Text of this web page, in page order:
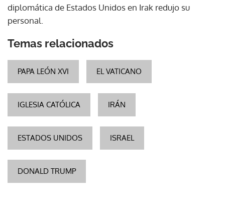
diplomática de Estados Unidos en Irak redujo su
personal.
Temas relacionados
PAPA LEÓN XVI EL VATICANO
IGLESIA CATÓLICA IRÁN
ESTADOS UNIDOS ISRAEL
DONALD TRUMP